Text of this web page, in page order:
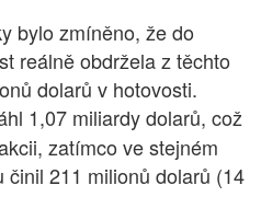
bylo zmíněno, že do
reálně obdržela z těchto
dolarů v hotovosti.
1,07 miliardy dolarů, což
zatímco ve stejném
211 milionů dolarů (14